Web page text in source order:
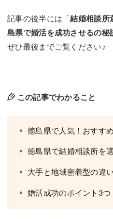
記事の後半には「結婚相談所
島県で婚活を成功させるの秘
ぜひ最後までご覧ください♪
この記事でわかること
徳島県で人気！おすす
徳島県で結婚相談所を
大手と地域密着型の違
婚活成功のポイント3つ